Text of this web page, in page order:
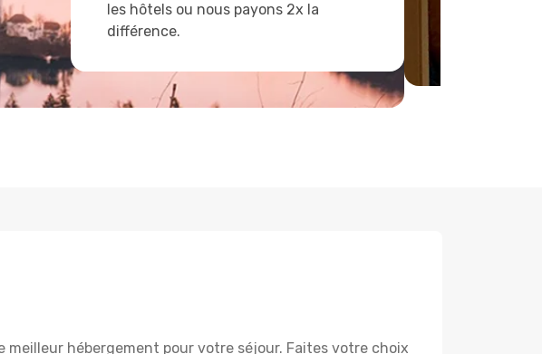
les hôtels ou nous payons 2x la
différence.
meilleur hébergement pour votre séjour. Faites votre choix